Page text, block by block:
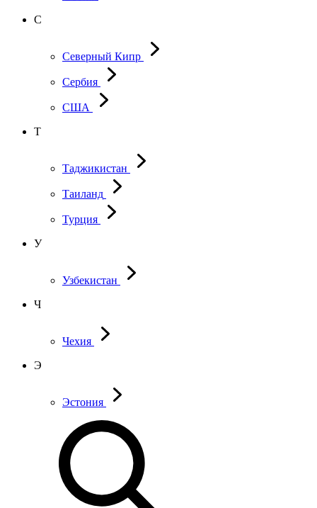
С
Северный Кипр
Сербия
США
Т
Таджикистан
Таиланд
Турция
У
Узбекистан
Ч
Чехия
Э
Эстония